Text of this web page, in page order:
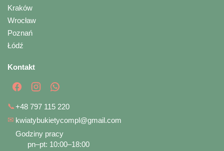
Kraków
Wrocław
Poznań
Łódź
Kontakt
📞+48 797 115 220
✉ kwiatybukietycompl@gmail.com
Godziny pracy
pn–pt: 10:00–18:00